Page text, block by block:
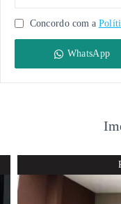
Concordo com a
WhatsApp